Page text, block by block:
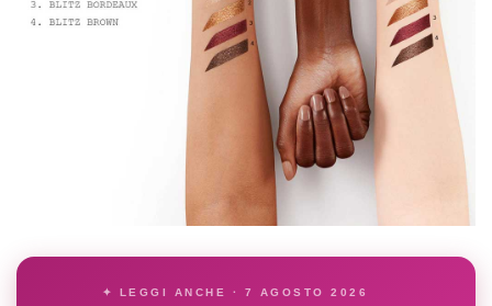
✦ LEGGI ANCHE · 7 AGOSTO 2026